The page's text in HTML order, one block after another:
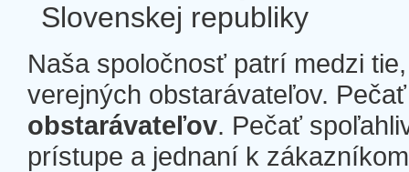
Slovenskej republiky
Naša spoločnosť patrí medzi
verejných obstarávateľov.
obstarávateľov. Pečať
prístupe a jednaní k